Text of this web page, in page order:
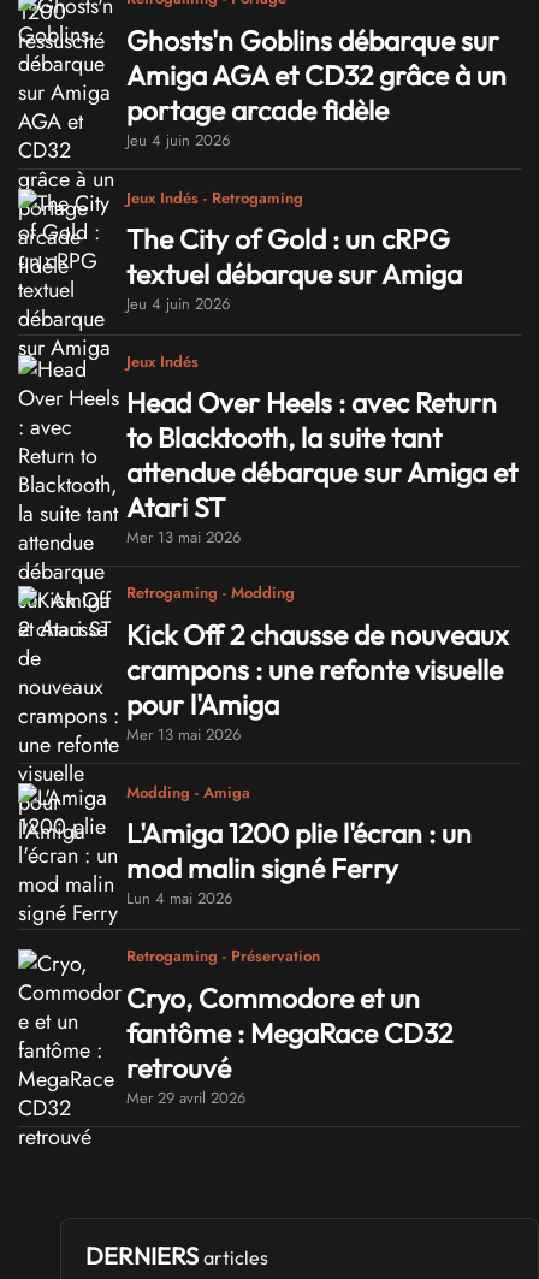
Ghosts'n Goblins débarque sur
Amiga AGA et CD32 grâce à un
portage arcade fidèle
Jeu 4 juin 2026
Jeux Indés - Retrogaming
The City of Gold : un cRPG
textuel débarque sur Amiga
Jeu 4 juin 2026
Jeux Indés
Head Over Heels : avec Return
to Blacktooth, la suite tant
attendue débarque sur Amiga et
Atari ST
Mer 13 mai 2026
Retrogaming - Modding
Kick Off 2 chausse de nouveaux
crampons : une refonte visuelle
pour l'Amiga
Mer 13 mai 2026
Modding - Amiga
L'Amiga 1200 plie l'écran : un
mod malin signé Ferry
Lun 4 mai 2026
Retrogaming - Préservation
Cryo, Commodore et un
fantôme : MegaRace CD32
retrouvé
Mer 29 avril 2026
DERNIERS articles